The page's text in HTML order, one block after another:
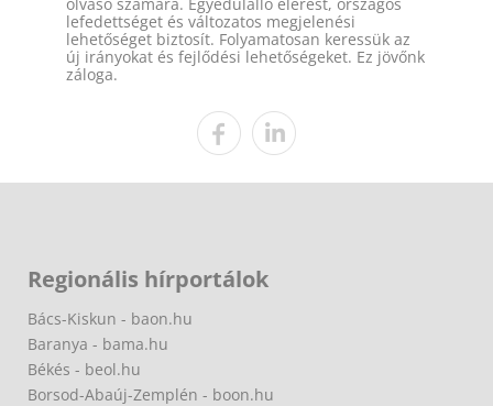
lefedettséget és változatos megjelenési
lehetőséget biztosít. Folyamatosan keressük az
új irányokat és fejlődési lehetőségeket. Ez jövőnk
záloga.
Regionális hírportálok
Bács-Kiskun - baon.hu
Baranya - bama.hu
Békés - beol.hu
Borsod-Abaúj-Zemplén - boon.hu